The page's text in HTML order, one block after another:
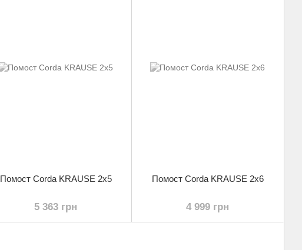
Помост Corda KRAUSE 2x5
5 363 грн
Помост Corda KRAUSE 2x6
4 999 грн